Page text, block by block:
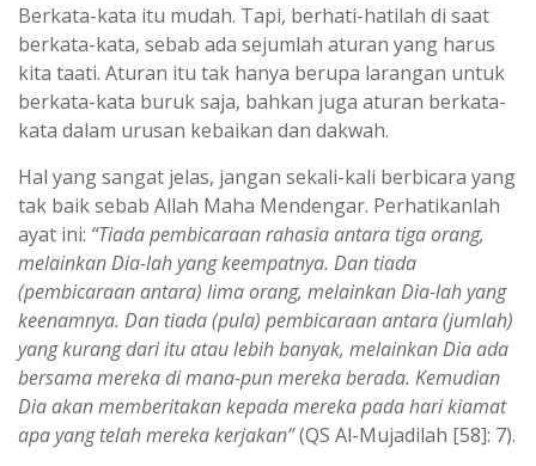
Berkata-kata itu mudah. Tapi, berhati-hatilah di saat
berkata-kata, sebab ada sejumlah aturan yang harus
kita taati. Aturan itu tak hanya berupa larangan untuk
berkata-kata buruk saja, bahkan juga aturan berkata-
kata dalam urusan kebaikan dan dakwah.
Hal yang sangat jelas, jangan sekali-kali berbicara yang
tak baik sebab Allah Maha Mendengar. Perhatikanlah
ayat ini: “Tiada pembicaraan rahasia antara tiga orang,
melainkan Dia-lah yang keempatnya. Dan tiada
(pembicaraan antara) lima orang, melainkan Dia-lah yang
keenamnya. Dan tiada (pula) pembicaraan antara (jumlah)
yang kurang dari itu atau lebih banyak, melainkan Dia ada
bersama mereka di mana-pun mereka berada. Kemudian
Dia akan memberitakan kepada mereka pada hari kiamat
apa yang telah mereka kerjakan”(QS Al-Mujadilah [58]: 7).